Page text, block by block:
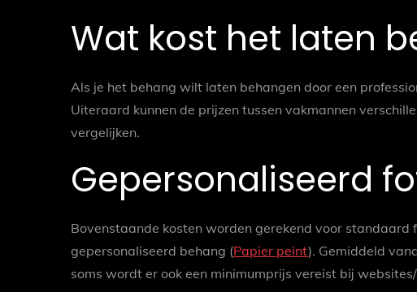
Wat kost het laten
Als je het behang wilt laten behangen door een
Uiteraard kunnen de prijzen tussen vakmannen
vergelijken.
Gepersonaliseerd
Bovenstaande kosten worden gerekend voor
gepersonaliseerd behang (Papier peint). Gemiddeld
soms wordt er ook een minimumprijs vereist bij